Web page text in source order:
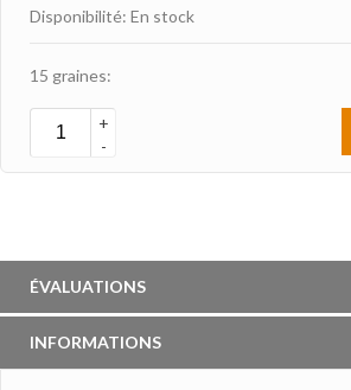
Disponibilité: En stock
15 graines:
+
-
ÉVALUATIONS
INFORMATIONS